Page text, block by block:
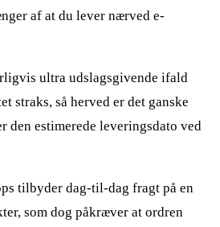
af at du lever nærved e-
ultra udslagsgivende ifald
straks, så herved er det ganske
den estimerede leveringsdato ved
tilbyder dag-til-dag fragt på en
som dog påkræver at ordren